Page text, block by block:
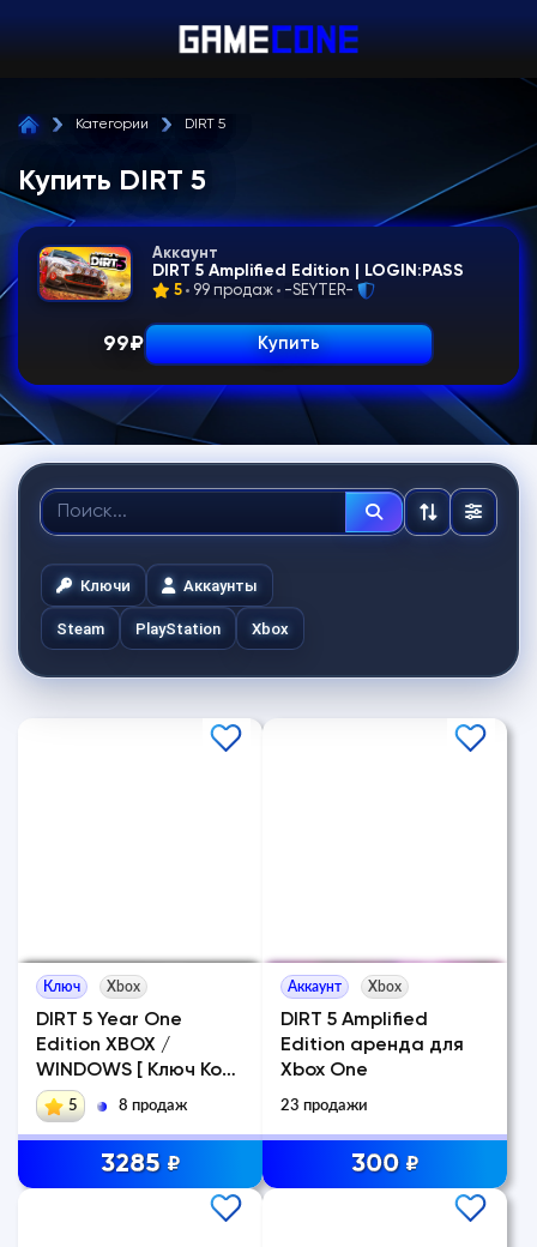
Категории DIRT 5
Купить DIRT 5
Аккаунт
DIRT 5 Amplified Edition | LOGIN:PASS
5 99 продаж -SEYTER-
99₽ Купить
Ключи Аккаунты
Steam PlayStation Xbox
Ключ Xbox
DIRT 5 Year One
Edition XBOX /
WINDOWS [ Ключ Код
]
5 8 продаж
3285 ₽
Аккаунт Xbox
DIRT 5 Amplified
Edition аренда для
Xbox One
23 продажи
300 ₽